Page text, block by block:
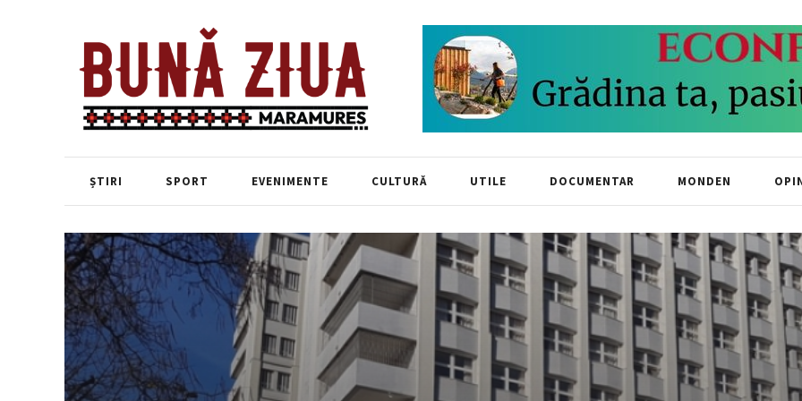
ȘTIRI SPORT EVENIMENTE CULTURĂ UTILE DOCUMENTAR MONDEN